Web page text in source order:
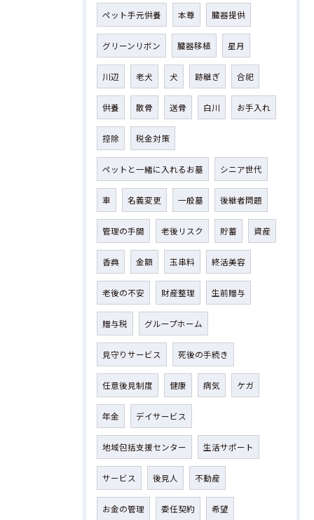
ペット手元供養 本尊 臓器提供
グリーンリボン 臓器移植 星月
川辺 老犬 犬 跡継ぎ 合祀
供養 散骨 送骨 白川 お手入れ
控除 税金対策
ペットと一緒に入れるお墓 シニア世代
車 名義変更 一般墓 後継者問題
管理の手間 老後リスク 貯蓄 資産
香典 金額 玉串料 終活美容
老後の不安 財産整理 生前贈与
贈与税 グループホーム
見守りサービス 死後の手続き
任意後見制度 健康 病気 ケガ
年金 デイサービス
地域包括支援センター 生活サポート
サービス 後見人 不動産
お金の管理 委任契約 希望